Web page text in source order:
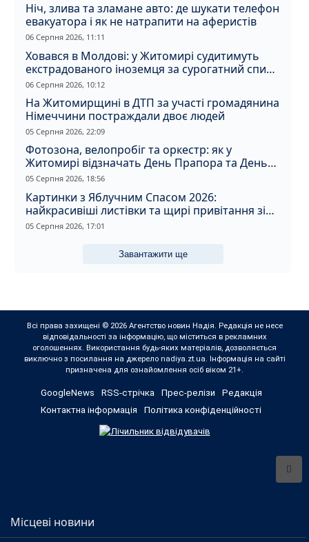
Ніч, злива та зламане авто: де шукати телефон
евакуатора і як не натрапити на аферистів
06 Серпня 2026, 11:11
Ховався в Молдові: у Житомирі судитимуть
екстрадованого іноземця за сурогатний спирт
і відмивання грошей
06 Серпня 2026, 10:12
На Житомирщині в ДТП за участі громадянина
Німеччини постраждали двоє людей
05 Серпня 2026, 22:09
Фотозона, велопробіг та оркестр: як у
Житомирі відзначать День Прапора та День
Незалежності
05 Серпня 2026, 18:56
Картинки з Яблучним Спасом 2026:
найкрасивіші листівки та щирі привітання зі
святом
05 Серпня 2026, 17:01
Завантажити ще
Всі права захищені © 2026 Агентство новин Надія. Редакція не несе
відповідальності за інформацію, що міститься в рекламних
оголошеннях. Використання будь-яких матеріалів, дозволяється
виключно з посилання на джерело nadiya.zt.ua. Інформація на сайті
призначена для ознайомлення осіб віком 21+.
GoogleNews RSS-стрічка Прес-релізи
Редакція
Контактна інформація
Політика конфіденційності
Місцеві новини